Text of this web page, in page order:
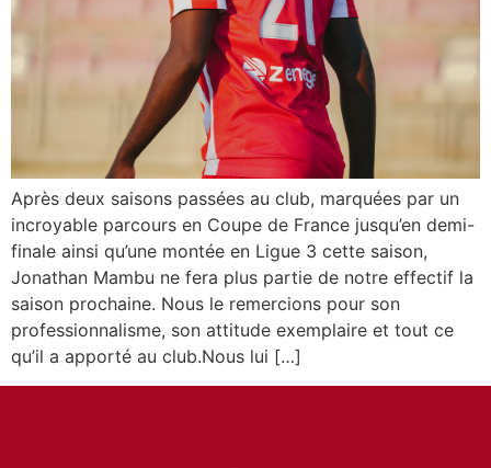
Après deux saisons passées au club, marquées par un
incroyable parcours en Coupe de France jusqu’en demi-
finale ainsi qu’une montée en Ligue 3 cette saison,
Jonathan Mambu ne fera plus partie de notre effectif la
saison prochaine. Nous le remercions pour son
professionnalisme, son attitude exemplaire et tout ce
qu’il a apporté au club.Nous lui […]